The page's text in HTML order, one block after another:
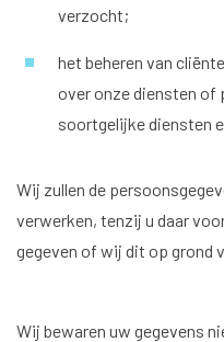
verzocht;
het beheren van
over onze diensten of
soortgelijke diensten
Wij zullen de
verwerken, tenzij u daar
gegeven of wij dit op grond
Wij bewaren uw gegevens